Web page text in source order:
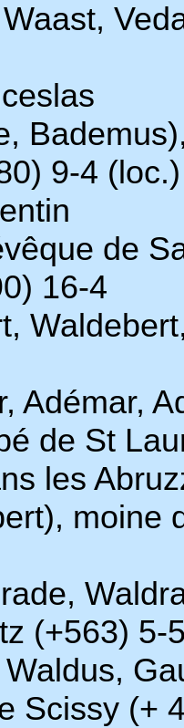
9-4
de
16-4
Adémar,
de St
les
moine
(+563) 5-
Scissy (+